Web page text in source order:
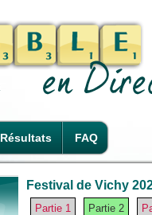
Résultats FAQ
Festival de Vichy
Partie 1 Partie 2